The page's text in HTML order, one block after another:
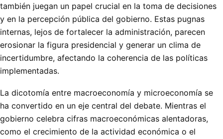
también juegan un papel crucial en la toma de decisiones
y en la percepción pública del gobierno. Estas pugnas
internas, lejos de fortalecer la administración, parecen
erosionar la figura presidencial y generar un clima de
incertidumbre, afectando la coherencia de las políticas
implementadas.
La dicotomía entre macroeconomía y microeconomía se
ha convertido en un eje central del debate. Mientras el
gobierno celebra cifras macroeconómicas alentadoras,
como el crecimiento de la actividad económica o el